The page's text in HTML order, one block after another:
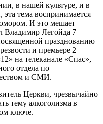
в нашей культуре, и в
эта тема воспринимается
И это мешает
Владимир Легойда 7
празднованию
и премьере 2
на телеканале «Спас»,
отдела по
и СМИ.
Церкви, чрезвычайно
тему алкоголизма в
ключе.